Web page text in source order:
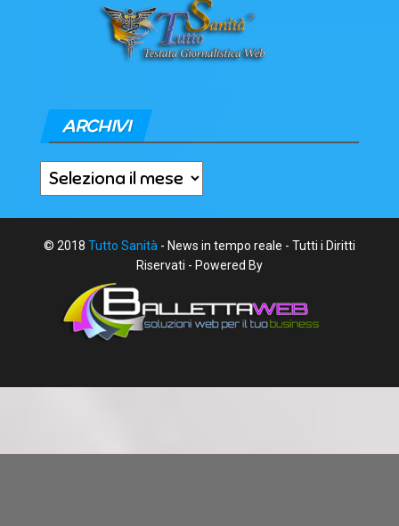
ARCHIVI
Archivi
© 2018 Tutto Sanità - News in tempo reale - Tutti i Diritti
Riservati - Powered By